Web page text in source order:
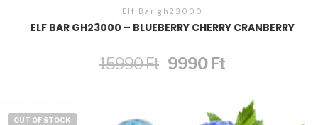
Elf Bar gh23000
ELF BAR GH23000 – BLUEBERRY CHERRY CRANBERRY
15990Ft Original
price
9990FtCurrent
price
OUT OF STOCK